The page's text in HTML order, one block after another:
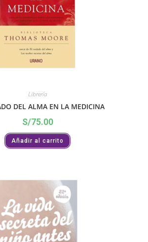
Librería
DEL ALMA EN LA MEDICINA
S/75.00
Añadir al carrito